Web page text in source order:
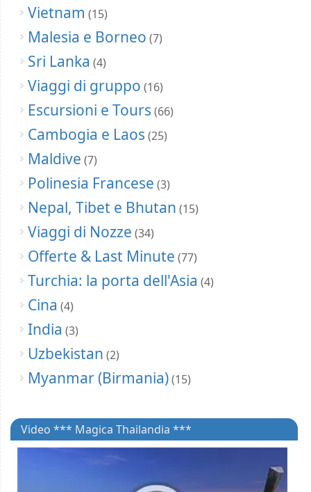
Vietnam (15)
Malesia e Borneo (7)
Sri Lanka (4)
Viaggi di gruppo (16)
Escursioni e Tours (66)
Cambogia e Laos (25)
Maldive (7)
Polinesia Francese (3)
Nepal, Tibet e Bhutan (15)
Viaggi di Nozze (34)
Offerte & Last Minute (77)
Turchia: la porta dell'Asia (4)
Cina (4)
India (3)
Uzbekistan (2)
Myanmar (Birmania)(15)
Video *** Magica Thailandia ***